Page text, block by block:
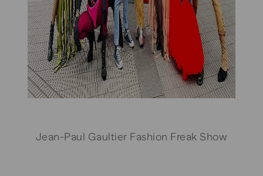
Jean-Paul Gaultier Fashion Freak Show